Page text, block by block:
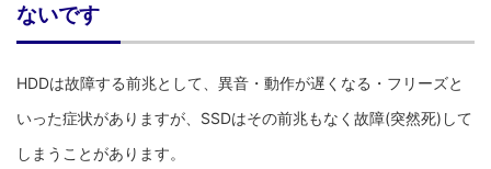
ないです
HDDは故障する前兆として、異音・動作が遅くなる・フリーズと
いった症状がありますが、SSDはその前兆もなく故障(突然死)して
しまうことがあります。